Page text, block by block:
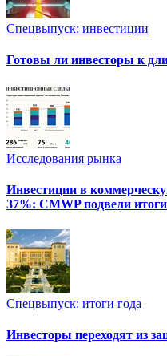
Спецвыпуск: инвестиции
Готовы ли инвесторы к
Исследования рынка
Инвестиции в
37%: CMWP подвели
Спецвыпуск: итоги года
Инвесторы переходят из